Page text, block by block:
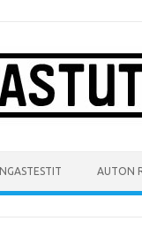
AUTON